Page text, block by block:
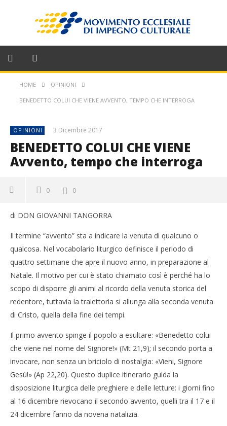
HOME OPINIONI
BENEDETTO COLUI CHE VIENE AVVENTO, TEMPO CHE INTERROGA
OPINIONI 3 Dicembre 2017
BENEDETTO COLUI CHE VIENE
Avvento, tempo che interroga
0 0
di DON GIOVANNI TANGORRA
Il termine “avvento” sta a indicare la venuta di qualcuno o
qualcosa. Nel vocabolario liturgico definisce il periodo di
quattro settimane che apre il nuovo anno, in preparazione al
Natale. Il motivo per cui è stato chiamato così è perché ha lo
scopo di disporre gli animi al ricordo della venuta storica del
redentore, tuttavia la traiettoria si allunga alla seconda venuta
di Cristo, quella della fine dei tempi.
Il primo avvento spinge il popolo a esultare: «Benedetto colui
che viene nel nome del Signore!» (Mt 21,9); il secondo porta a
invocare, non senza un briciolo di nostalgia: «Vieni, Signore
Gesù!» (Ap 22,20). Questo duplice itinerario guida la
disposizione liturgica delle preghiere e delle letture: i giorni fino
al 16 dicembre rievocano il secondo avvento, quelli tra il 17 e il
24 dicembre fanno da novena natalizia.